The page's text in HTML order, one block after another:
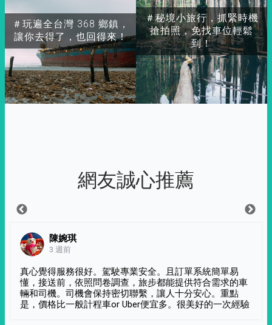
＃玩遍全台灣 368 鄉鎮，
讓你去得了，也回得來！
＃秘境小旅行，抓緊時機
搶拍照，免找車位輕鬆
到！
網友誠心推薦
陳婉琪
3 週前
真心覺得服務很好。駕駛專業安全。且訂單系統簡單易
懂，接送前，依照問卷調查，旅步都能提供符合需求的車
輛和司機。司機會保持密切聯繫，讓人十分安心。重點
是，價格比一般計程車or Uber便宜多。很美好的一次經驗